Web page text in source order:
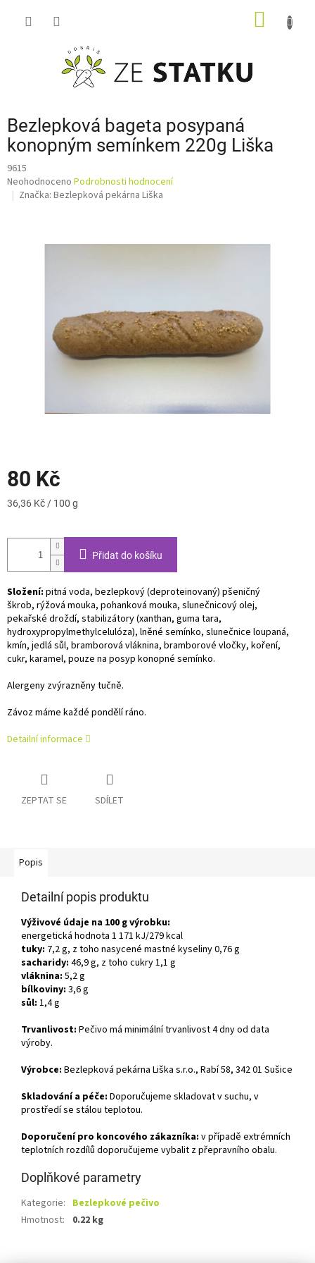
Bezlepková bageta posypaná
konopným semínkem 220g Liška
9615
Průměrné
hodnocení
Neohodnoceno Podrobnosti hodnocení
Značka: Bezlepková pekárna Liška
80 Kč
Měrná
36,36 Kč / 100 g
Přidat do košíku
Složení: pitná voda, bezlepkový (deproteinovaný) pšeničný
škrob, rýžová mouka, pohanková mouka, slunečnicový olej,
pekařské droždí, stabilizátory (xanthan, guma tara,
hydroxypropylmethylcelulóza), lněné semínko, slunečnice loupaná,
kmín, jedlá sůl, bramborová vláknina, bramborové vločky, koření,
cukr, karamel, pouze na posyp konopné semínko.
Alergeny zvýrazněny tučně.
Závoz máme každé pondělí ráno.
Detailní informace
ZEPTAT SE SDÍLET
Popis
Detailní popis produktu
Výživové údaje na 100 g výrobku:
energetická hodnota 1 171 kJ/279 kcal
tuky: 7,2 g, z toho nasycené mastné kyseliny 0,76 g
sacharidy: 46,9 g, z toho cukry 1,1 g
vláknina: 5,2 g
bílkoviny: 3,6 g
sůl: 1,4 g
Trvanlivost: Pečivo má minimální trvanlivost 4 dny od data
výroby.
Výrobce: Bezlepková pekárna Liška s.r.o., Rabí 58, 342 01 Sušice
Skladování a péče: Doporučujeme skladovat v suchu, v
prostředí se stálou teplotou.
Doporučení pro koncového zákazníka: v případě extrémních
teplotních rozdílů doporučujeme vybalit z přepravního obalu.
Doplňkové parametry
Kategorie: Bezlepkové pečivo
Hmotnost: 0.22 kg